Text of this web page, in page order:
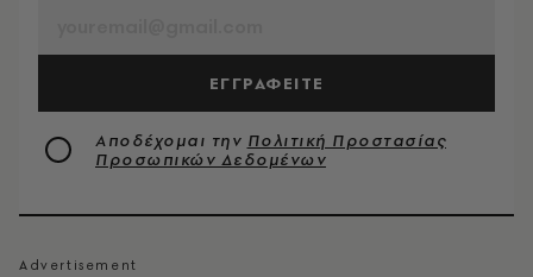
ΕΓΓΡΑΦΕΙΤΕ
Αποδέχομαι την Πολιτική Προστασίας
Προσωπικών Δεδομένων